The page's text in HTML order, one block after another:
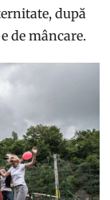
după
de mâncare.